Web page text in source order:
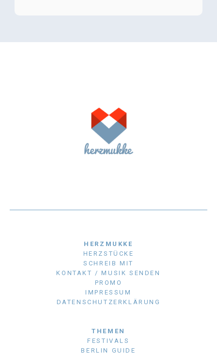
HERZMUKKE
HERZSTÜCKE
SCHREIB MIT
KONTAKT / MUSIK SENDEN
PROMO
IMPRESSUM
DATENSCHUTZERKLÄRUNG
THEMEN
FESTIVALS
BERLIN GUIDE